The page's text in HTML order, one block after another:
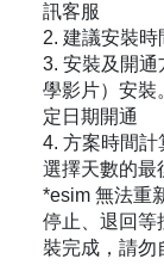
訊客服
2. 建議安裝
3. 安裝及開
學影片）安裝
定日期開通
4. 方案時間
選擇天數的最
*esim 無法重
停止、退回等
裝完成，請勿